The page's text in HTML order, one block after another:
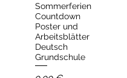
Sommerferien
Countdown
Poster und
Arbeitsblätter
Deutsch
Grundschule